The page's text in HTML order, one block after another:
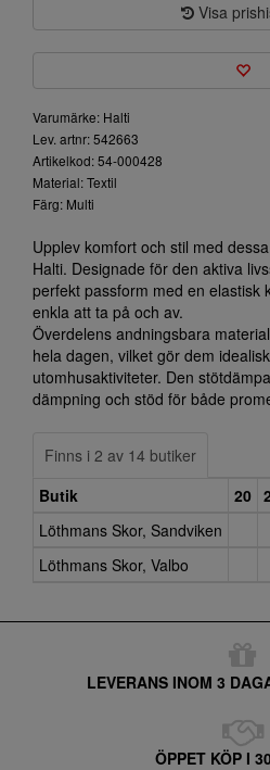
Visa
Varumärke: Halti
Lev. artnr: 542663
Artikelkod: 54-000428
Material: Textil
Färg: Multi
Upplev komfort och stil med
Halti. Designade för den aktiva
perfekt passform med en elastisk
enkla att ta på och av.
Överdelens andningsbara
hela dagen, vilket gör dem
utomhusaktiviteter. Den
dämpning och stöd för både
Finns i 2 av 14 butiker
Butik
20
Löthmans Skor, Sandviken
Löthmans Skor, Valbo
LEVERANS INOM 3
ÖPPET KÖP I